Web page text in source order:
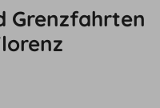
Grenzfahrten